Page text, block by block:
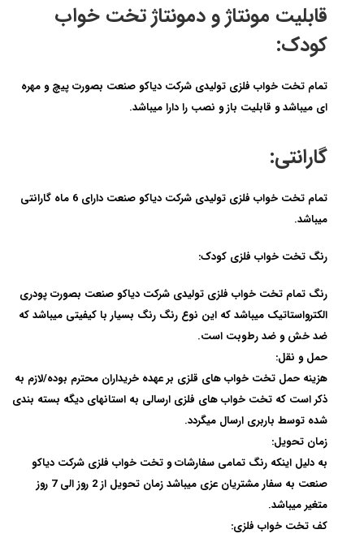
قابلیت مونتاژ و دمونتاژ تخت خواب
کودک:
تمام تخت خواب فلزی تولیدی شرکت دیاکو صنعت بصورت پیچ و مهره
ای میباشد و قابلیت باز و نصب را دارا میباشد.
گارانتی:
تمام تخت خواب فلزی تولیدی شرکت دیاکو صنعت دارای 6 ماه گارانتی
میباشد.
رنگ تخت خواب فلزی کودک:
رنگ تمام تخت خواب فلزی تولیدی شرکت دیاکو صنعت بصورت پودری
الکترواستاتیک میباشد که این نوع رنگ رنگ بسیار با کیفیتی میباشد که
ضد خش و ضد رطوبت است.
حمل و نقل:
هزینه حمل تخت خواب های قلزی بر عهده خریداران محترم بوده/لازم به
ذکر است که تخت خواب های فلزی ارسالی به استانهای دیگه بسته بندی
شده توسط باربری ارسال میگردد.
زمان تحویل:
به دلیل اینکه رنگ تمامی سفارشات و تخت خواب فلزی شرکت دیاکو
صنعت به سفار مشتریان عزی میباشد زمان تحویل از 2 روز الی 7 روز
متغیر میباشد.
کف تخت خواب فلزی: